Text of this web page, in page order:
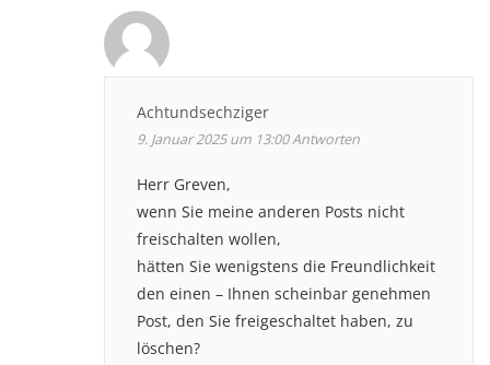
Achtundsechziger
9. Januar 2025 um 13:00Antworten
Herr Greven,
wenn Sie meine anderen Posts nicht
freischalten wollen,
hätten Sie wenigstens die Freundlichkeit
den einen – Ihnen scheinbar genehmen
Post, den Sie freigeschaltet haben, zu
löschen?